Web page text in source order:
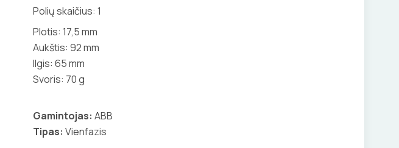
Polių skaičius: 1
Plotis: 17,5 mm
Aukštis: 92 mm
Ilgis: 65 mm
Svoris: 70 g
Gamintojas: ABB
Tipas: Vienfazis